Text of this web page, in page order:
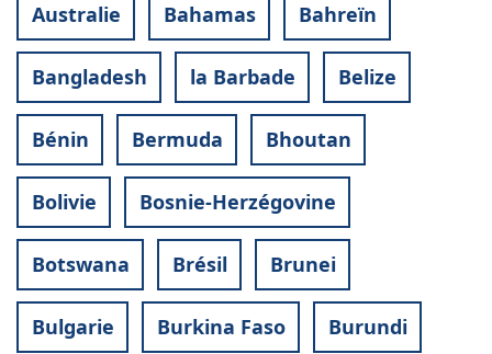
Australie Bahamas Bahreïn
Bangladesh la Barbade Belize
Bénin Bermuda Bhoutan
Bolivie Bosnie-Herzégovine
Botswana Brésil Brunei
Bulgarie Burkina Faso Burundi